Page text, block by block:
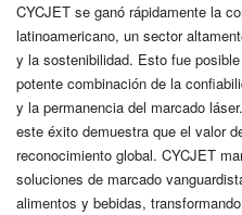
CYCJET se ganó rápidamente la
latinoamericano, un sector
y la sostenibilidad. Esto fue
potente combinación de la
y la permanencia del marcado
este éxito demuestra que el valor
reconocimiento global. CYCJET
soluciones de marcado
alimentos y bebidas,